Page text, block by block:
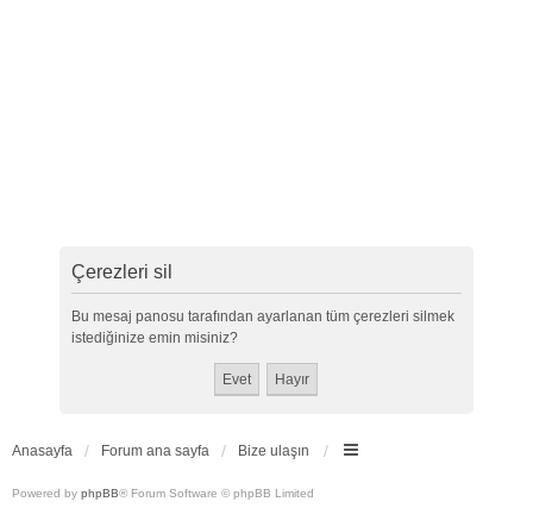
Çerezleri sil
Bu mesaj panosu tarafından ayarlanan tüm çerezleri silmek
istediğinize emin misiniz?
Anasayfa Forum ana sayfa Bize ulaşın
Powered by phpBB® Forum Software © phpBB Limited